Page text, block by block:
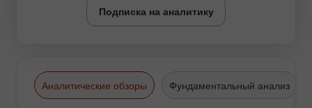
Подписка на аналитику
Аналитические обзоры Фундаментальный анализ